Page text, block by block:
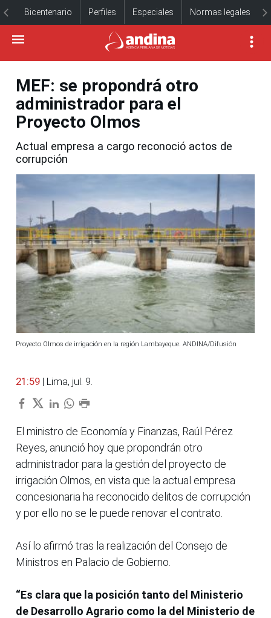
Bicentenario Perfiles Especiales Normas legales
MEF: se propondrá otro
administrador para el
Proyecto Olmos
Actual empresa a cargo reconoció actos de
corrupción
Proyecto Olmos de irrigación en la región Lambayeque. ANDINA/Difusión
21:59 | Lima, jul. 9.
El ministro de Economía y Finanzas, Raúl Pérez
Reyes, anunció hoy que propondrán otro
administrador para la gestión del proyecto de
irrigación Olmos, en vista que la actual empresa
concesionaria ha reconocido delitos de corrupción
y por ello no se le puede renovar el contrato.
Así lo afirmó tras la realización del Consejo de
Ministros en Palacio de Gobierno.
“Es clara que la posición tanto del Ministerio
de Desarrollo Agrario como la del Ministerio de